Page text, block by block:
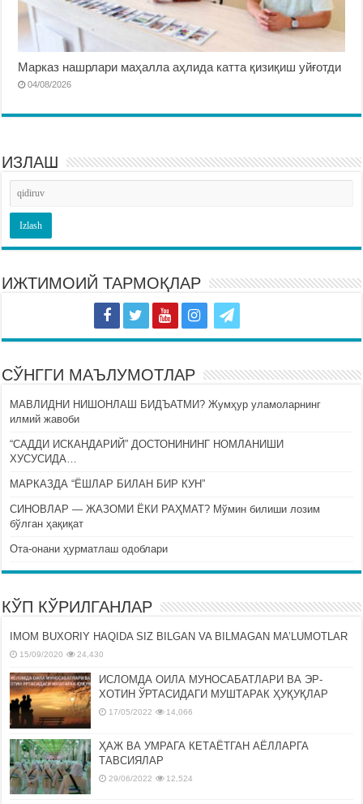
Марказ нашрлари маҳалла аҳлида катта қизиқиш уйғотди
04/08/2026
ИЗЛАШ
ИЖТИМОИЙ ТАРМОҚЛАР
СЎНГГИ МАЪЛУМОТЛАР
МАВЛИДНИ НИШОНЛАШ БИДЪАТМИ? Жумҳур уламоларнинг
илмий жавоби
“САДДИ ИСКАНДАРИЙ” ДОСТОНИНИНГ НОМЛАНИШИ
ХУСУСИДА…
МАРКАЗДА “ЁШЛАР БИЛАН БИР КУН”
СИНОВЛАР — ЖАЗОМИ ЁКИ РАҲМАТ? Мўмин билиши лозим
бўлган ҳақиқат
Ота-онани ҳурматлаш одоблари
КЎП КЎРИЛГАНЛАР
IMOM BUXORIY HAQIDA SIZ BILGAN VA BILMAGAN MA’LUMOTLAR
15/09/2020 24,430
ИСЛОМДА ОИЛА МУНОСАБАТЛАРИ ВА ЭР-
ХОТИН ЎРТАСИДАГИ МУШТАРАК ҲУҚУҚЛАР
17/05/2022 14,066
ҲАЖ ВА УМРАГА КЕТАЁТГАН АЁЛЛАРГА
ТАВСИЯЛАР
29/06/2022 12,524